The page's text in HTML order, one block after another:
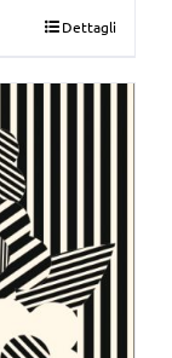
Dettagli